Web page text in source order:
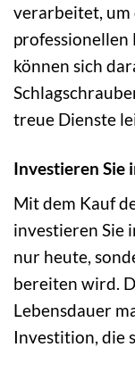
verarbeitet, um
professionellen
können sich
treue Dienste
Investieren Sie
Mit dem Kauf
investieren Sie
nur heute,
bereiten wird.
Lebensdauer
Investition, die